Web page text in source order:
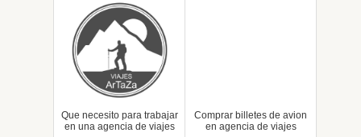
Que necesito para trabajar
en una agencia de viajes
Comprar billetes de avion
en agencia de viajes